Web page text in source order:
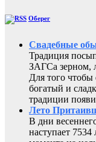
Оберег
Свадебные
Традиция
ЗАГСа зерном,
Для того
богатый и
традиции
Лето
В дни
наступает